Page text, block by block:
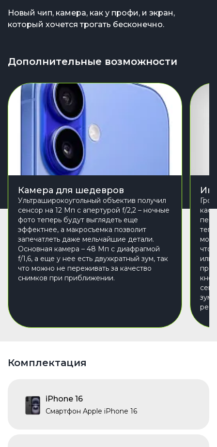
Новый чип, камера, как у профи, и экран,
который хочется трогать бесконечно.
Дополнительные возможности
Камера для шедевров
Ультраширокоугольный объектив получил
сенсор на 12 Мп с апертурой f/2,2 – ночные
фото теперь будут выглядеть еще
эффектнее, а макросъемка позволит
запечатлеть даже мельчайшие детали.
Основная камера – 48 Мп с диафрагмой
f/1,6, а еще у нее есть двухкратный зум, так
что можно не переживать за качество
снимков при приближении.
или
Комплектация
iPhone 16
Смартфон Apple iPhone 16